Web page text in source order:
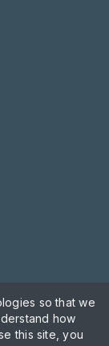
so that we
how
this site, you